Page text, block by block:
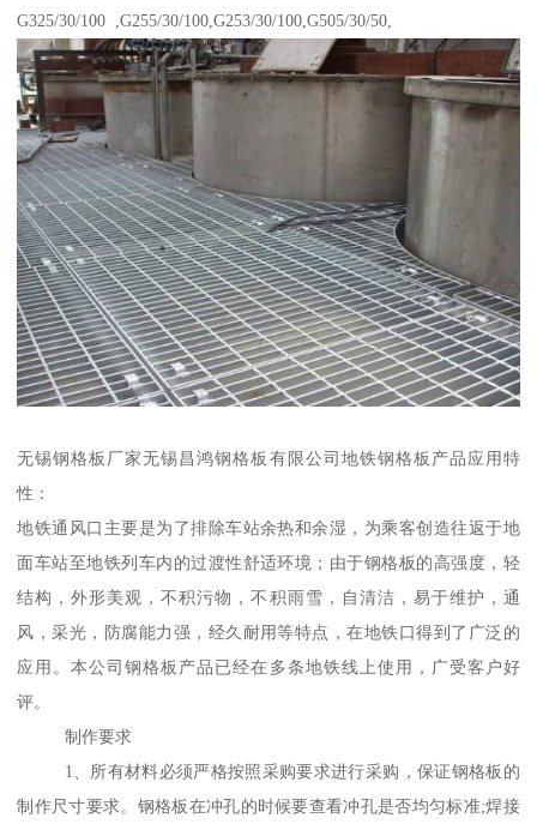
G325/30/100 ,G255/30/100,G253/30/100,G505/30/50,
无锡钢格板厂家无锡昌鸿钢格板有限公司地铁钢格板产品应用特
性：
地铁通风口主要是为了排除车站余热和余湿，为乘客创造往返于地
面车站至地铁列车内的过渡性舒适环境；由于钢格板的高强度，轻
结构，外形美观，不积污物，不积雨雪，自清洁，易于维护，通
风，采光，防腐能力强，经久耐用等特点，在地铁口得到了广泛的
应用。本公司钢格板产品已经在多条地铁线上使用，广受客户好
评。
制作要求
1、所有材料必须严格按照采购要求进行采购，保证钢格板的
制作尺寸要求。钢格板在冲孔的时候要查看冲孔是否均匀标准;焊接